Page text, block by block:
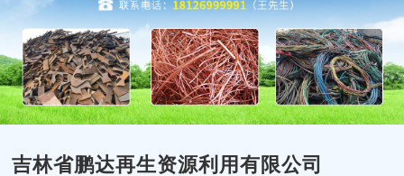
吉林省鹏达再生资源利用有限公司